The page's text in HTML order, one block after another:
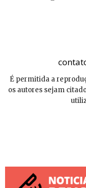
É permitida a
os autores sejam